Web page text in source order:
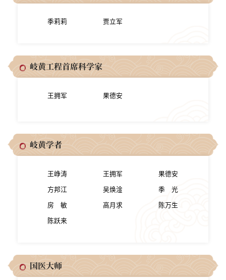
季莉莉 贾立军
岐黄工程首席科学家
王拥军 果德安
岐黄学者
王峥涛 王拥军 果德安
方邦江 吴焕淦 季 光
房 敏 高月求 陈万生
陈跃来
国医大师